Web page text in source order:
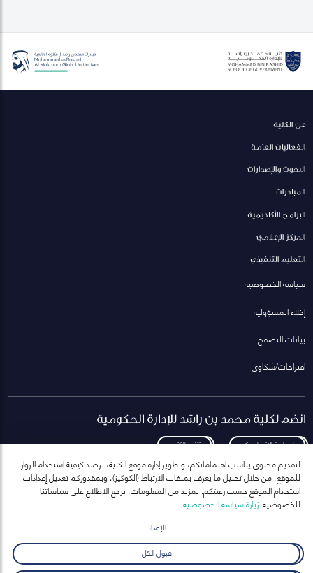
عن الكلية
الفعاليات العامة
البحوث والإصدارات
المبادرات
البرامج الأكاديمية
المركز الإعلامي
التعليم التنفيذي
سياسة الخصوصية
إخلاء المسؤولية
بيانات التصفح
اقتراحات/شكاوى
انضم لكلية محمد بن راشد للإدارة الحكومية
لمعاودة الاتصال بكم تنزيل الكتيب
انضم إلى قائمة مراسلاتنا
ارسال
لتقديم محتوى يناسب اهتماماتكم، وتطوير إدارة موقع الكلية، نرصد كيفية استخدام الزوار
للموقع، من خلال تحليل ما يعرف بملفات الارتباط (الكوكيز)، وبمقدوركم تعديل إعدادات
استخدام الموقع حسب رغبتكم. لمزيد من المعلومات، يرجع الاطلاع على سياساتنا
للخصوصية.زيارة سياسة الخصوصية
الإعداد
قبول الكل